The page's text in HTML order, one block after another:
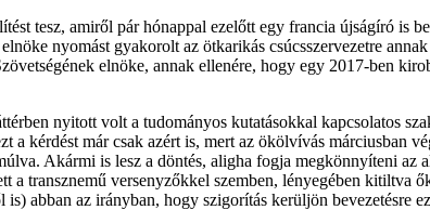
tesz, amiről pár hónappal ezelőtt egy francia újságíró is
nyomást gyakorolt az ötkarikás csúcsszervezetre
elnöke, annak ellenére, hogy egy 2017-ben
nyitott volt a tudományos kutatásokkal kapcsolatos
kérdést már csak azért is, mert az ökölvívás márciusban
Akármi is lesz a döntés, aligha fogja megkönnyíteni az
a transznemű versenyzőkkel szemben, lényegében kitiltva
abban az irányban, hogy szigorítás kerüljön bevezetésre